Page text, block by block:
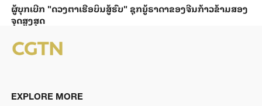
ຜູ້ບຸກເບີກ "ດວງຕາເຮືອບິນສູ້ຮົບ" ຊຸກຍູ້ຣາດາຂອງຈີນກ້າວຂ້າມສອງ
ຈຸດສູງສຸດ
EXPLORE MORE